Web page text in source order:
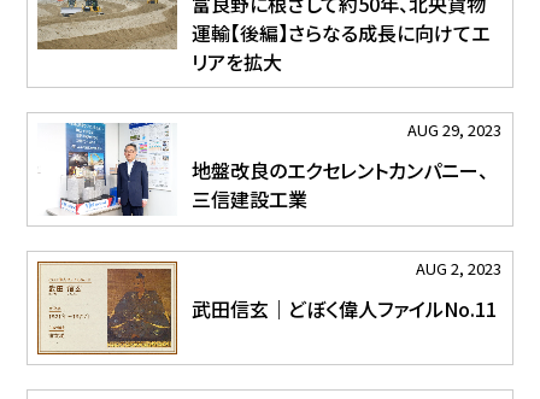
運輸【後編】さらなる成長に向けてエ
リアを拡大
AUG 29, 2023
地盤改良のエクセレントカンパニー、
三信建設工業
AUG 2, 2023
武田信玄｜どぼく偉人ファイルNo.11